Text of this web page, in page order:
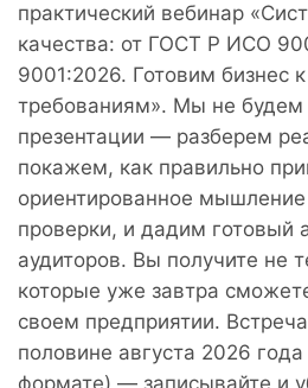
практический вебинар
качества: от ГОСТ Р ИСО
9001:2026. Готовим бизнес
требованиям». Мы не будем
презентации — разберем
покажем, как правильно
ориентированное
проверки, и дадим готовый
аудиторов. Вы получите не
которые уже завтра
своем предприятии.
половине августа 2026